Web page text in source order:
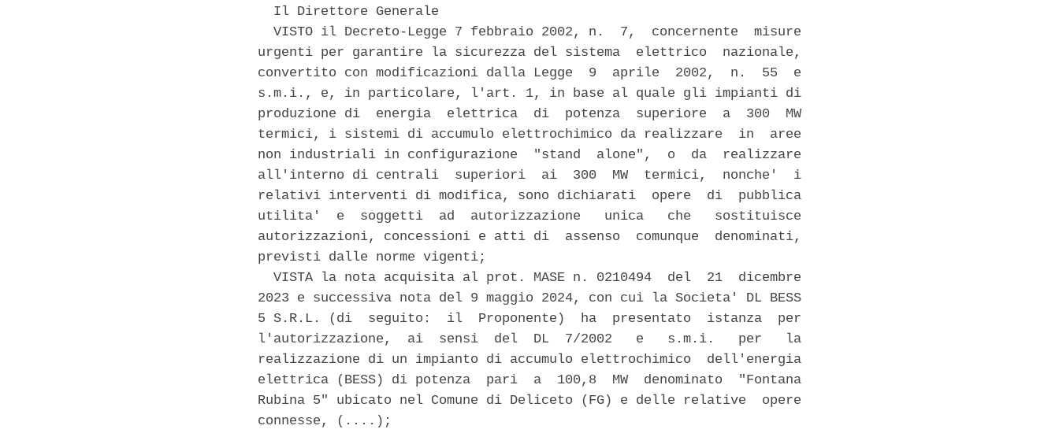
  Il Direttore Generale
  VISTO il Decreto-Legge 7 febbraio 2002, n.  7,  concernente  misure
urgenti per garantire la sicurezza del sistema  elettrico  nazionale,
convertito con modificazioni dalla Legge  9  aprile  2002,  n.  55  e
s.m.i., e, in particolare, l'art. 1, in base al quale gli impianti di
produzione di  energia  elettrica  di  potenza  superiore  a  300  MW
termici, i sistemi di accumulo elettrochimico da realizzare  in  aree
non industriali in configurazione  "stand  alone",  o  da  realizzare
all'interno di centrali  superiori  ai  300  MW  termici,  nonche'  i
relativi interventi di modifica, sono dichiarati  opere  di  pubblica
utilita'  e  soggetti  ad  autorizzazione   unica   che   sostituisce
autorizzazioni, concessioni e atti di  assenso  comunque  denominati,
previsti dalle norme vigenti;
  VISTA la nota acquisita al prot. MASE n. 0210494  del  21  dicembre
2023 e successiva nota del 9 maggio 2024, con cui la Societa' DL BESS
5 S.R.L. (di  seguito:  il  Proponente)  ha  presentato  istanza  per
l'autorizzazione,  ai  sensi  del  DL  7/2002   e   s.m.i.   per   la
realizzazione di un impianto di accumulo elettrochimico  dell'energia
elettrica (BESS) di potenza  pari  a  100,8  MW  denominato  "Fontana
Rubina 5" ubicato nel Comune di Deliceto (FG) e delle relative  opere
connesse, (....);